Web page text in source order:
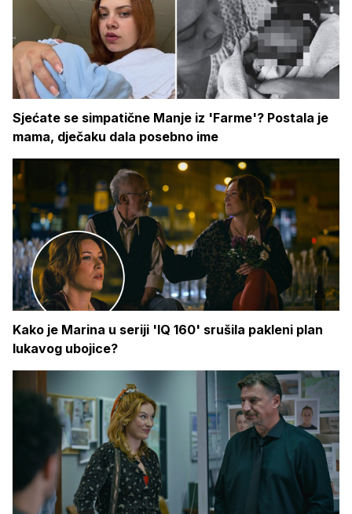
Sjećate se simpatične Manje iz 'Farme'? Postala je
mama, dječaku dala posebno ime
Kako je Marina u seriji 'IQ 160' srušila pakleni plan
lukavog ubojice?